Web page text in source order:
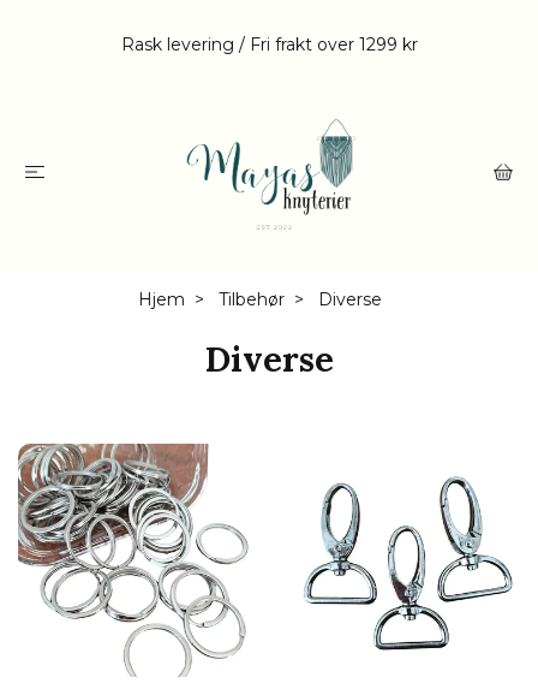
Rask levering / Fri frakt over 1299 kr
Hjem Tilbehør Diverse
Diverse